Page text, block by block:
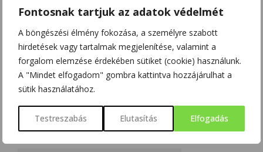
Fontosnak tartjuk az adatok védelmét
A böngészési élmény fokozása, a személyre szabott
hirdetések vagy tartalmak megjelenítése, valamint a
forgalom elemzése érdekében sütiket (cookie) használunk.
A "Mindet elfogadom" gombra kattintva hozzájárulhat a
sütik használatához.
Testreszabás Elutasítás Elfogadás